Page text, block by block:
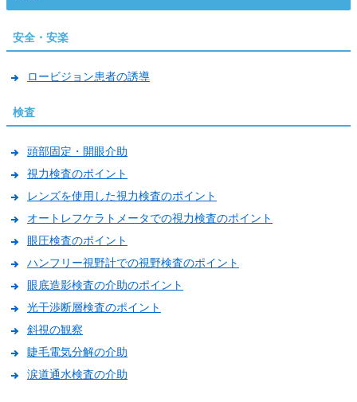
安全・安楽
ロービジョン患者の誘導
検査
頭部固定・開眼介助
視力検査のポイント
レンズを使用した視力検査のポイント
オートレフケラトメータでの視力検査のポイント
眼圧検査のポイント
ハンフリー視野計での視野検査のポイント
眼底造影検査の介助のポイント
光干渉断層検査のポイント
斜視の観察
睫毛電気分解の介助
涙道通水検査の介助